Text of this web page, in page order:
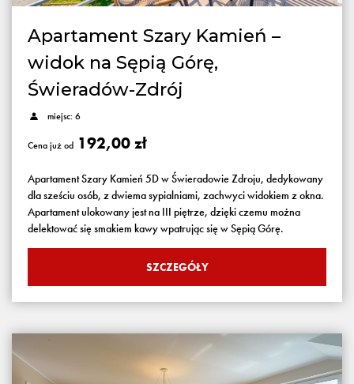
Apartament Szary Kamień –
widok na Sępią Górę,
Świeradów-Zdrój
miejsc: 6
Cena już od 192,00 zł
Apartament Szary Kamień 5D w Świeradowie Zdroju, dedykowany
dla sześciu osób, z dwiema sypialniami, zachwyci widokiem z okna.
Apartament ulokowany jest na III piętrze, dzięki czemu można
delektować się smakiem kawy wpatrując się w Sępią Górę.
SZCZEGÓŁY